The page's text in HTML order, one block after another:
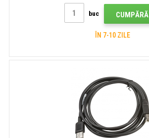
buc CUMPĂRĂ
ÎN 7-10 ZILE